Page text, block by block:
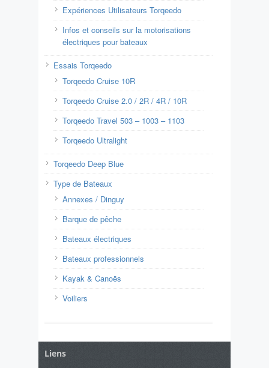
Expériences Utilisateurs Torqeedo
Infos et conseils sur la motorisations
électriques pour bateaux
Essais Torqeedo
Torqeedo Cruise 10R
Torqeedo Cruise 2.0 / 2R / 4R / 10R
Torqeedo Travel 503 – 1003 – 1103
Torqeedo Ultralight
Torqeedo Deep Blue
Type de Bateaux
Annexes / Dinguy
Barque de pêche
Bateaux électriques
Bateaux professionnels
Kayak & Canoës
Voiliers
Liens